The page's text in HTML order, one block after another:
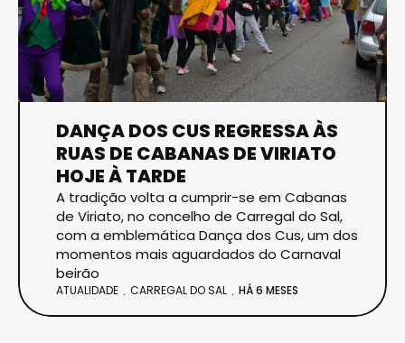
DANÇA DOS CUS REGRESSA ÀS
RUAS DE CABANAS DE VIRIATO
HOJE À TARDE
A tradição volta a cumprir-se em Cabanas
de Viriato, no concelho de Carregal do Sal,
com a emblemática Dança dos Cus, um dos
momentos mais aguardados do Carnaval
beirão
ATUALIDADE CARREGAL DO SAL HÁ 6 MESES